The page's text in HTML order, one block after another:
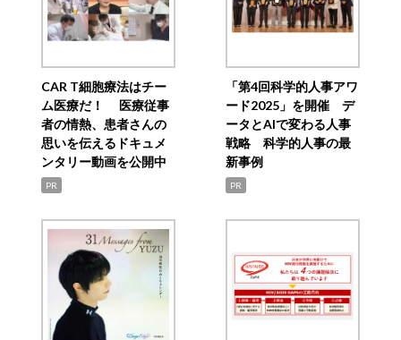
CAR T細胞療法はチー
ム医療だ！ 医療従事
者の情熱、患者さんの
思いを伝えるドキュメ
ンタリー動画を公開中
PR
「第4回科学的人事アワ
ード2025」を開催 デ
ータとAIで変わる人事
戦略 科学的人事の最
新事例
PR